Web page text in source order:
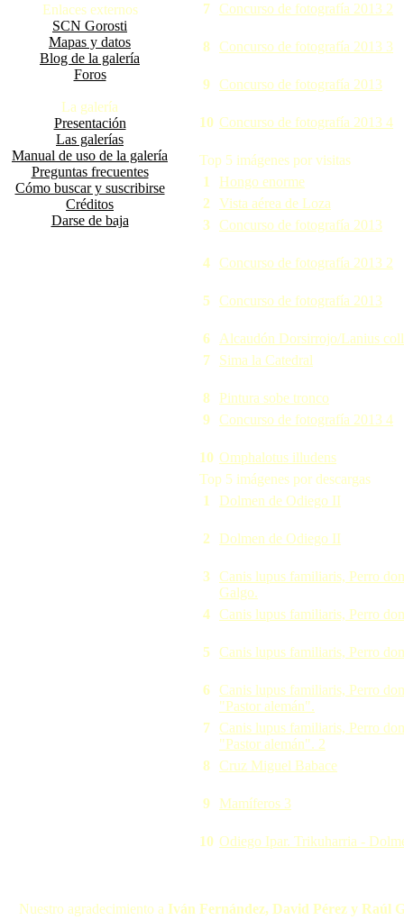
Enlaces externos
SCN Gorosti
Mapas y datos
Blog de la galería
Foros
La galería
Presentación
Las galerías
Manual de uso de la galería
Preguntas frecuentes
Cómo buscar y suscribirse
Créditos
Darse de baja
7 Concurso de fotografía 2013 2
8 Concurso de fotografía 2013 3
9 Concurso de fotografía 2013
10 Concurso de fotografía 2013 4
Top 5 imágenes por visitas
1
Hongo enorme
2
Vista aérea de Loza
3
Concurso de fotografía 2013
4 Concurso de fotografía 2013 2
5 Concurso de fotografía 2013
6
Alcaudón Dorsirrojo/Lanius
7
Sima la Catedral
8
Pintura sobe tronco
9
Concurso de fotografía 2013 4
10 Omphalotus illudens
Top 5 imágenes por descargas
1
Dolmen de Odiego II
2 Dolmen de Odiego II
3
Canis lupus familiaris, Perro
Galgo.
4
Canis lupus familiaris, Perro
5 Canis lupus familiaris, Perro
6
Canis lupus familiaris, Perro
"Pastor alemán".
7
Canis lupus familiaris, Perro
"Pastor alemán". 2
8
Cruz Miguel Babace
9 Mamíferos 3
10 Odiego Ipar. Trikuharria -
Nuestro agradecimiento a Iván Fernández, David Pérez y Raúl